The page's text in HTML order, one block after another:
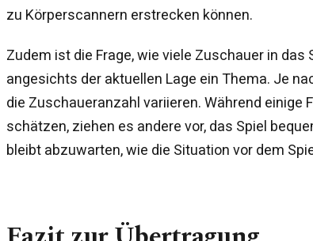
zu Körperscannern erstrecken können.
Zudem ist die Frage, wie viele Zuschauer in das
angesichts der aktuellen Lage ein Thema. Je
die Zuschaueranzahl variieren. Während einige
schätzen, ziehen es andere vor, das Spiel
bleibt abzuwarten, wie die Situation vor dem